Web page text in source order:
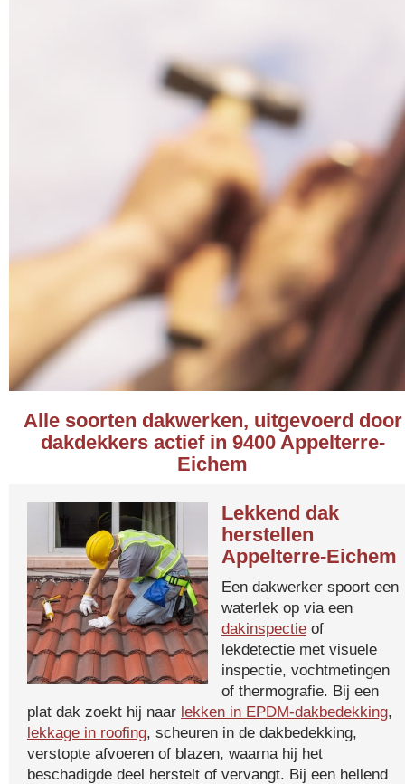
Alle soorten dakwerken, uitgevoerd door
dakdekkers actief in 9400 Appelterre-
Eichem
Lekkend dak
herstellen
Appelterre-Eichem
Een dakwerker spoort een
waterlek op via een
dakinspectie of
lekdetectie met visuele
inspectie, vochtmetingen
of thermografie. Bij een
plat dak zoekt hij naar lekken in EPDM-dakbedekking,
lekkage in roofing, scheuren in de dakbedekking,
verstopte afvoeren of blazen, waarna hij het
beschadigde deel herstelt of vervangt. Bij een hellend